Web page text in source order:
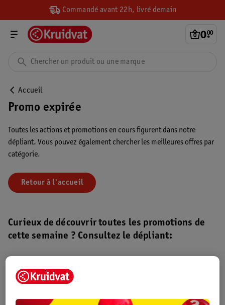
Commandé avant 22h, livré demain
0.
00
Accueil
Promo expirée
Toutes les actions et promotions en cours figurent dans notre
dépliant. Vous pouvez également chercher les meilleures offres par
catégorie.
Retour à l'accueil
Curieux de découvrir toutes les promotions de
cette semaine ? Consultez le dépliant:
Dépliant Kruidvat